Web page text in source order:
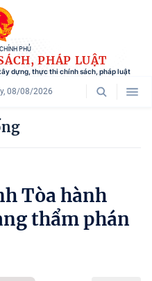
PHỦ
PHÁP LUẬT
dựng, thực thi chính sách, pháp luật
08/08/2026
Tòa hành
thẩm phán